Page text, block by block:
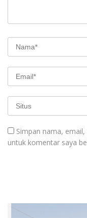
Simpan nama,
untuk komentar saya